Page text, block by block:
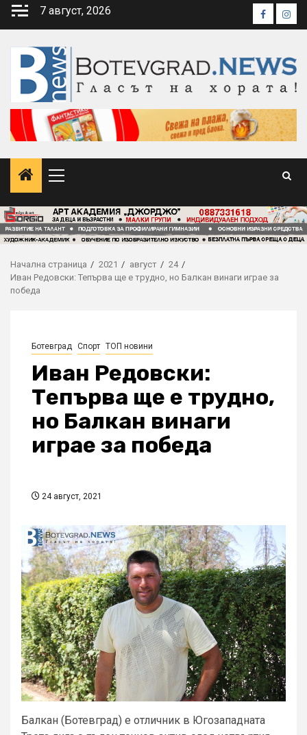
Skip
7 август, 2026 Facebook
Primary
Начална страница 2021 август
24
Иван Редовски: Тепърва ще е трудно, но Балкан винаги играе за
победа
Ботевград Спорт ТОП новини
Иван Редовски:
Тепърва ще е трудно,
но Балкан винаги
играе за победа
24 август, 2021
Балкан (Ботевград) е отличник в Югозападната